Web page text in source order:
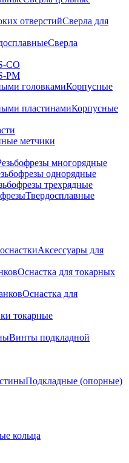
Сверла для
Сверла
CO
PM
Корпусные
Корпусные
метчики
многорядные
однорядные
трехрядные
Твердосплавные
Аксессуары для
Оснастка для токарных
Оснастка для
токарные
Винты подкладной
Подкладные (опорные)
кольца